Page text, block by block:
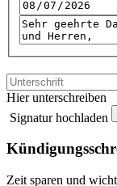
Hier unterschreiben
Signatur hochladen
Zeit sparen und